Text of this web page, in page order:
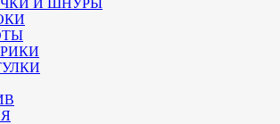
И ШНУРЫ